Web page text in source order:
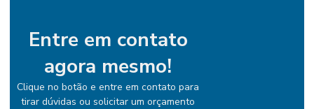
Entre em contato
agora mesmo!
Clique no botão e entre em contato para
tirar dúvidas ou solicitar um orçamento